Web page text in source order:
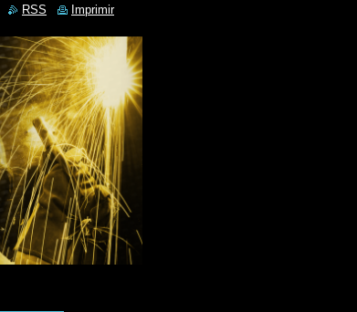
RSS Imprimir